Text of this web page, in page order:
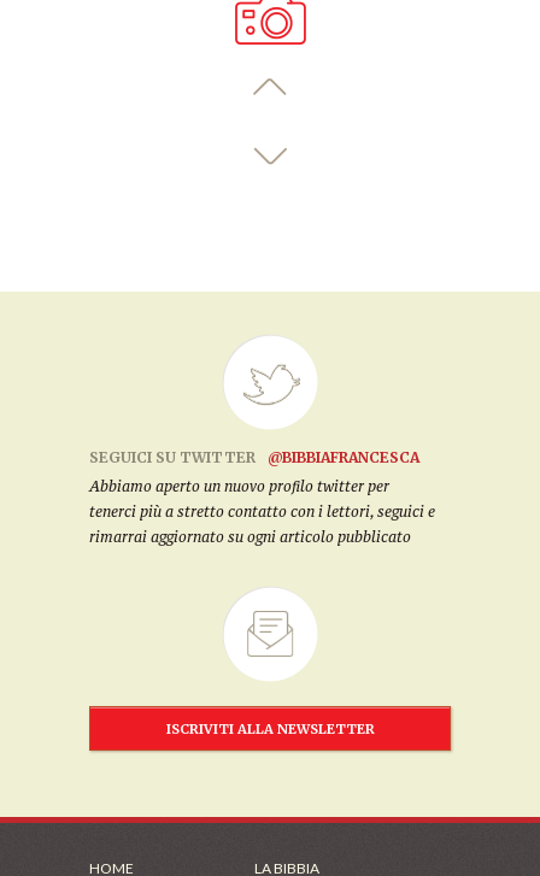
SEGUICI SU TWITTER
@BIBBIAFRANCESCA
Abbiamo aperto un nuovo profilo twitter per
tenerci più a stretto contatto con i lettori, seguici e
rimarrai aggiornato su ogni articolo pubblicato
ISCRIVITI ALLA NEWSLETTER
HOME LA BIBBIA